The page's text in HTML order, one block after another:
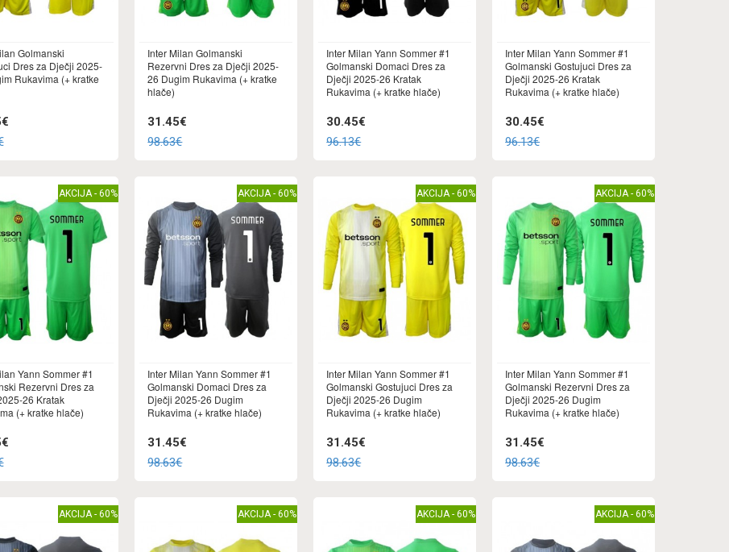
Golmanski
Dres za Dječji 2025-
Rukavima (+ kratke
Inter Milan Golmanski
Rezervni Dres za Dječji 2025-
26 Dugim Rukavima (+ kratke
hlače)
31.45€
98.63€
Inter Milan Yann Sommer #1
Golmanski Domaci Dres za
Dječji 2025-26 Kratak
Rukavima (+ kratke hlače)
30.45€
96.13€
Inter Milan Yann Sommer #1
Golmanski Gostujuci Dres za
Dječji 2025-26 Kratak
Rukavima (+ kratke hlače)
30.45€
96.13€
AKCIJA - 60%
Yann Sommer #1
Rezervni Dres za
26 Kratak
(+ kratke hlače)
AKCIJA - 60%
Inter Milan Yann Sommer #1
Golmanski Domaci Dres za
Dječji 2025-26 Dugim
Rukavima (+ kratke hlače)
31.45€
98.63€
AKCIJA - 60%
Inter Milan Yann Sommer #1
Golmanski Gostujuci Dres za
Dječji 2025-26 Dugim
Rukavima (+ kratke hlače)
31.45€
98.63€
AKCIJA - 60%
Inter Milan Yann Sommer #1
Golmanski Rezervni Dres za
Dječji 2025-26 Dugim
Rukavima (+ kratke hlače)
31.45€
98.63€
AKCIJA - 60% AKCIJA - 60% AKCIJA - 60% AKCIJA - 60%